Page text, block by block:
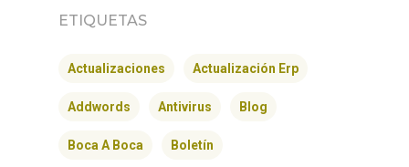
ETIQUETAS
Actualizaciones Actualización Erp
Addwords Antivirus Blog
Boca A Boca Boletín
SOLNEX